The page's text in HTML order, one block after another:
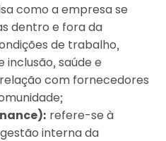
como a empresa se
dentro e fora da
de trabalho,
inclusão, saúde e
com fornecedores
refere-se à
interna da